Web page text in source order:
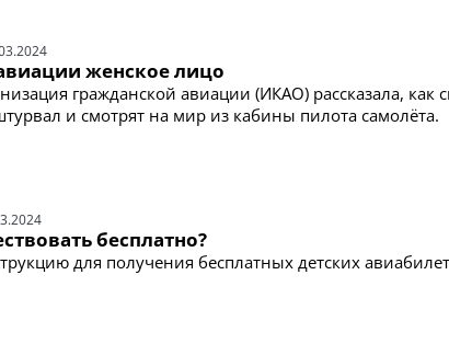
женское лицо
гражданской авиации (ИКАО) рассказала, как
и смотрят на мир из кабины пилота самолёта.
бесплатно?
для получения бесплатных детских